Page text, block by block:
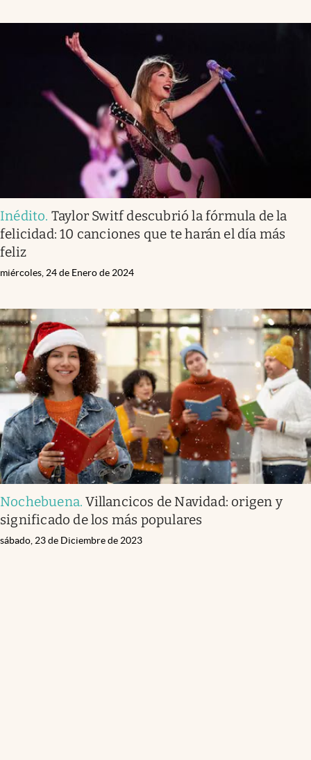
Inédito. Taylor Switf descubrió la fórmula de la
felicidad: 10 canciones que te harán el día más
feliz
miércoles, 24 de Enero de 2024
Nochebuena.Villancicos de Navidad: origen y
significado de los más populares
sábado, 23 de Diciembre de 2023